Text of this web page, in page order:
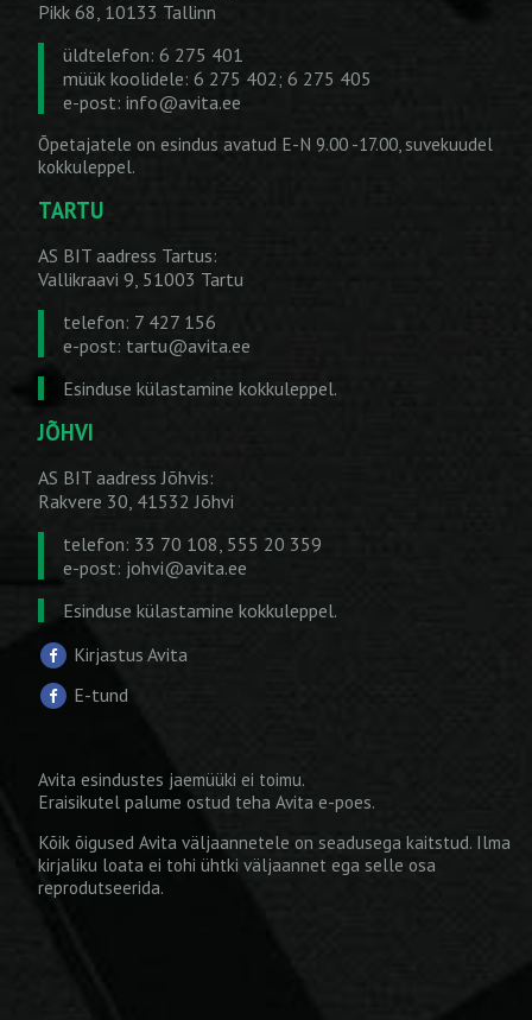
Pikk 68, 10133 Tallinn
üldtelefon: 6 275 401
müük koolidele: 6 275 402; 6 275 405
e-post: info@avita.ee
Õpetajatele on esindus avatud E-N 9.00 -17.00, suvekuudel
kokkuleppel.
TARTU
AS BIT aadress Tartus:
Vallikraavi 9, 51003 Tartu
telefon: 7 427 156
e-post: tartu@avita.ee
Esinduse külastamine kokkuleppel.
JÕHVI
AS BIT aadress Jõhvis:
Rakvere 30, 41532 Jõhvi
telefon: 33 70 108, 555 20 359
e-post: johvi@avita.ee
Esinduse külastamine kokkuleppel.
Kirjastus Avita
E-tund
Avita esindustes jaemüüki ei toimu.
Eraisikutel palume ostud teha Avita e-poes.
Kõik õigused Avita väljaannetele on seadusega kaitstud. Ilma
kirjaliku loata ei tohi ühtki väljaannet ega selle osa
reprodutseerida.